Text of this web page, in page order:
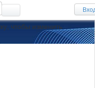
чтобы изменить